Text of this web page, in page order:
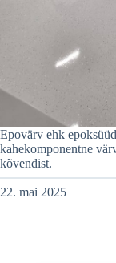
Epovärv ehk
kahekomponentne
kõvendist.
22. mai 2025